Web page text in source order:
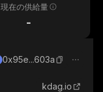
現在の供給量
-
0x95e...603a
kdag.io